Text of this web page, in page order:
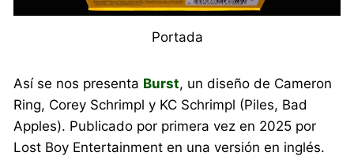
Portada
Así se nos presenta Burst, un diseño de Cameron
Ring, Corey Schrimpl y KC Schrimpl (Piles, Bad
Apples). Publicado por primera vez en 2025 por
Lost Boy Entertainment en una versión en inglés.